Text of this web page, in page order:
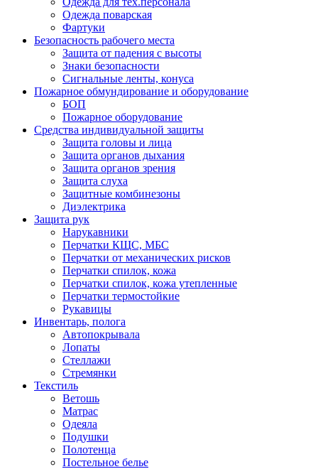
Одежда поварская
Фартуки
Безопасность рабочего места
Защита от падения с высоты
Знаки безопасности
Сигнальные ленты, конуса
Пожарное обмундирование и оборудование
БОП
Пожарное оборудование
Средства индивидуальной защиты
Защита головы и лица
Защита органов дыхания
Защита органов зрения
Защита слуха
Защитные комбинезоны
Диэлектрика
Защита рук
Нарукавники
Перчатки КЩС, МБС
Перчатки от механических рисков
Перчатки спилок, кожа
Перчатки спилок, кожа утепленные
Перчатки термостойкие
Рукавицы
Инвентарь, полога
Автопокрывала
Лопаты
Стеллажи
Стремянки
Текстиль
Ветошь
Матрас
Одеяла
Подушки
Полотенца
Постельное белье